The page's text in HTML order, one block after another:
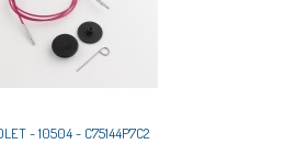
- 10504 - C75144P7C2